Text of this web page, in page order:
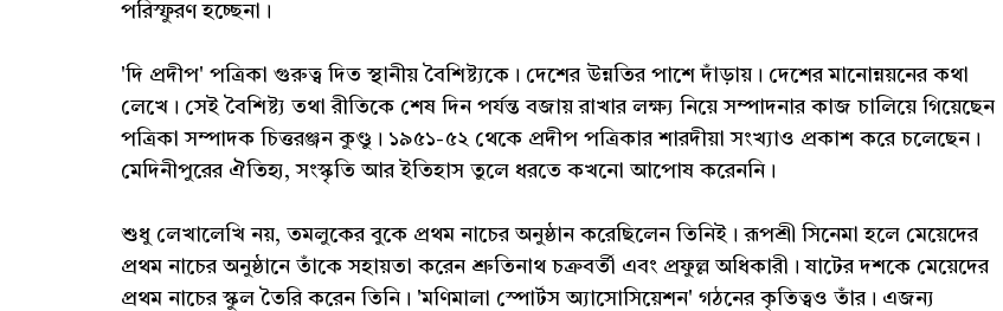
পরিস্ফুরণ হচ্ছেনা।
'দি প্রদীপ' পত্রিকা গুরুত্ব দিত স্থানীয় বৈশিষ্ট্যকে। দেশের উন্নতির পাশে দাঁড়ায়। দেশের মানোন্নয়নের কথা
লেখে। সেই বৈশিষ্ট্য তথা রীতিকে শেষ দিন পর্যন্ত বজায় রাখার লক্ষ্য নিয়ে সম্পাদনার কাজ চালিয়ে গিয়েছেন
পত্রিকা সম্পাদক চিত্তরঞ্জন কুণ্ডু। ১৯৫১-৫২ থেকে প্রদীপ পত্রিকার শারদীয়া সংখ্যাও প্রকাশ করে চলেছেন।
মেদিনীপুরের ঐতিহ্য, সংস্কৃতি আর ইতিহাস তুলে ধরতে কখনো আপোষ করেননি।
শুধু লেখালেখি নয়, তমলুকের বুকে প্রথম নাচের অনুষ্ঠান করেছিলেন তিনিই। রূপশ্রী সিনেমা হলে মেয়েদের
প্রথম নাচের অনুষ্ঠানে তাঁকে সহায়তা করেন শ্রুতিনাথ চক্রবর্তী এবং প্রফুল্ল অধিকারী। ষাটের দশকে মেয়েদের
প্রথম নাচের স্কুল তৈরি করেন তিনি। 'মণিমালা স্পোর্টস অ্যাসোসিয়েশন' গঠনের কৃতিত্বও তাঁর। এজন্য